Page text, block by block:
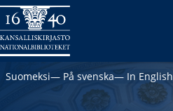
Suomeksi― På svenska― In English